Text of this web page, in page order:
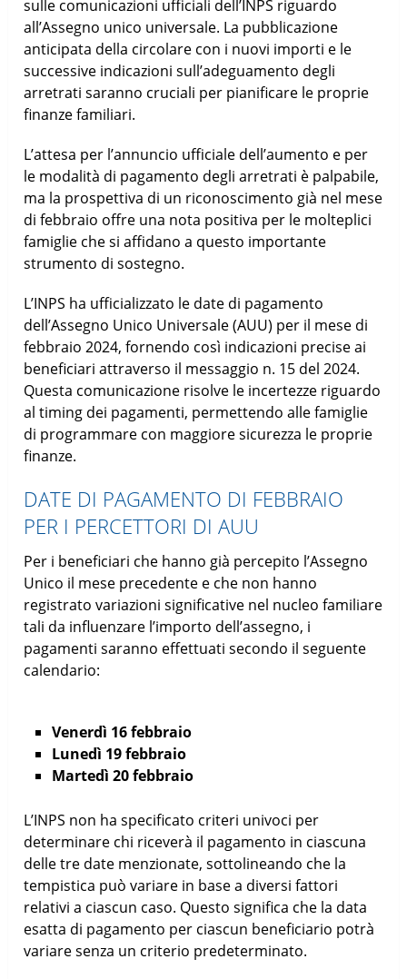
sulle comunicazioni ufficiali dell’INPS riguardo
all’Assegno unico universale. La pubblicazione
anticipata della circolare con i nuovi importi e le
successive indicazioni sull’adeguamento degli
arretrati saranno cruciali per pianificare le proprie
finanze familiari.
L’attesa per l’annuncio ufficiale dell’aumento e per
le modalità di pagamento degli arretrati è palpabile,
ma la prospettiva di un riconoscimento già nel mese
di febbraio offre una nota positiva per le molteplici
famiglie che si affidano a questo importante
strumento di sostegno.
L’INPS ha ufficializzato le date di pagamento
dell’Assegno Unico Universale (AUU) per il mese di
febbraio 2024, fornendo così indicazioni precise ai
beneficiari attraverso il messaggio n. 15 del 2024.
Questa comunicazione risolve le incertezze riguardo
al timing dei pagamenti, permettendo alle famiglie
di programmare con maggiore sicurezza le proprie
finanze.
DATE DI PAGAMENTO DI FEBBRAIO
PER I PERCETTORI DI AUU
Per i beneficiari che hanno già percepito l’Assegno
Unico il mese precedente e che non hanno
registrato variazioni significative nel nucleo familiare
tali da influenzare l’importo dell’assegno, i
pagamenti saranno effettuati secondo il seguente
calendario:
Venerdì 16 febbraio
Lunedì 19 febbraio
Martedì 20 febbraio
L’INPS non ha specificato criteri univoci per
determinare chi riceverà il pagamento in ciascuna
delle tre date menzionate, sottolineando che la
tempistica può variare in base a diversi fattori
relativi a ciascun caso. Questo significa che la data
esatta di pagamento per ciascun beneficiario potrà
variare senza un criterio predeterminato.